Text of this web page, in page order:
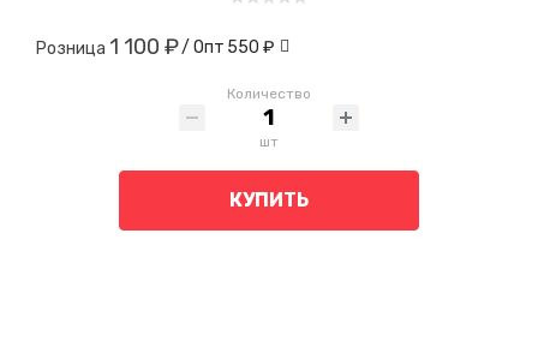
Розница 1 100 ₽/ Опт 550 ₽
Количество
шт
КУПИТЬ